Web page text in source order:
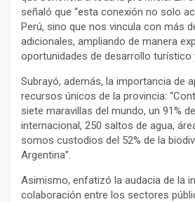
señaló que “esta conexión no solo
Perú, sino que nos vincula con más
adicionales, ampliando de manera
oportunidades de desarrollo turístico
Subrayó, además, la importancia de
recursos únicos de la provincia:
siete maravillas del mundo, un 91%
internacional, 250 saltos de agua,
somos custodios del 52% de la
Argentina”.
Asimismo, enfatizó la audacia de la
colaboración entre los sectores